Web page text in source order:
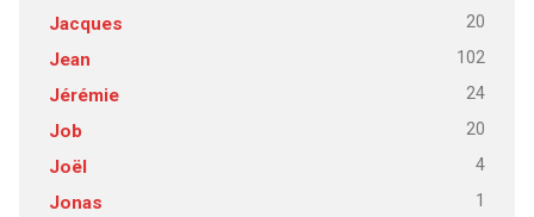
Jacques 20
Jean 102
Jérémie 24
Job 20
Joël 4
Jonas 1